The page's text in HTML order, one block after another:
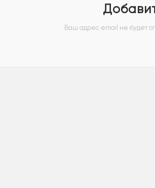
Ваш адрес email не будет